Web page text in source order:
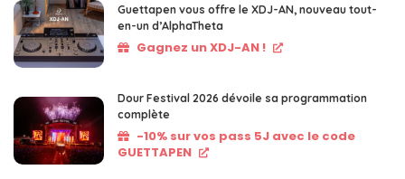
Guettapen vous offre le XDJ-AN, nouveau tout-
en-un d’AlphaTheta
Gagnez un XDJ-AN !
Dour Festival 2026 dévoile sa programmation
complète
-10% sur vos pass 5J avec le code
GUETTAPEN